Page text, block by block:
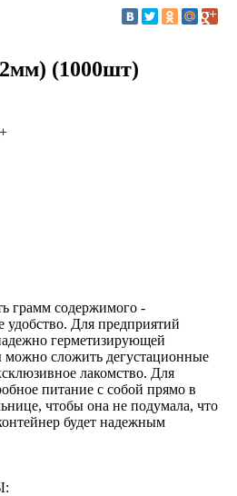
(1000шт)
+
грамм содержимого -
Для предприятий
герметизирующей
можно сложить дегустационные
лакомство. Для
питание с собой прямо в
чтобы она не подумала, что
будет надежным